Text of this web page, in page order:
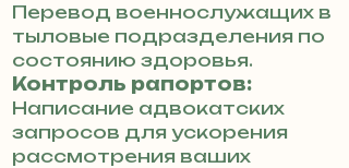
Перевод военнослужащих в
тыловые подразделения по
состоянию здоровья.
Контроль рапортов:
Написание адвокатских
запросов для ускорения
рассмотрения ваших